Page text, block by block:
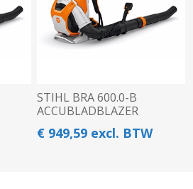
STIHL BRA 600.0-B
ACCUBLADBLAZER
€ 949,59 excl. BTW